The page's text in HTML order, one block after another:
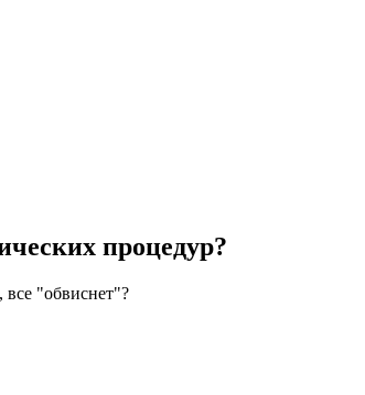
процедур?
все "обвиснет"?